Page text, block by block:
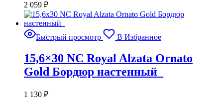
2 059 ₽
Быстрый просмотр В Избранное
15,6×30 NC Royal Alzata Ornato
Gold Бордюр настенный_
1 130 ₽